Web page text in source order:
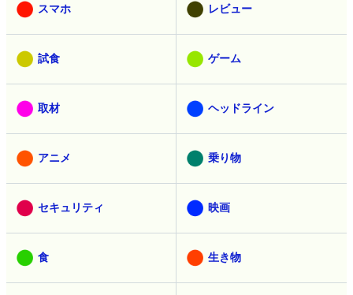
スマホ レビュー
試食 ゲーム
取材 ヘッドライン
アニメ 乗り物
セキュリティ 映画
食 生き物